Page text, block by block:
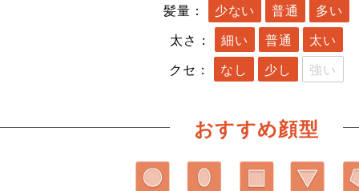
髪量： 少ない 普通
多い
太さ：
細い 普通
太い
クセ：
なし 少し 強い
おすすめ顔型